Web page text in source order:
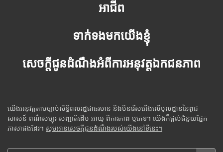
អាជីព
ទាក់ទងមកយើងខ្ញុំ
សេចក្តីជូនដំណឹងអំពីការអនុវត្តឯកជនភាព
យើងអនុវត្តតាមច្បាប់សិទ្ធិពលរដ្ឋជាធរមាន និងមិនរើសអើងលើមូលដ្ឋាននៃពូជ
សាសន៍ ពណ៌សម្បុរ សញ្ជាតិដើម អាយុ ពិការភាព ឬភេទ។ យើងក៏ផ្តល់ជំនួយផ្នែក
ភាសាផងដែរ។ សូមអានសេចក្តីជូនដំណឹងរបស់យើងនៅទីនេះ។